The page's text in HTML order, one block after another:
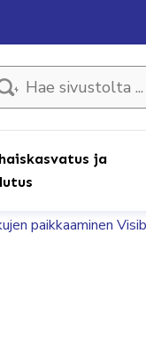
sivustolta ...
ja
paikkaaminen